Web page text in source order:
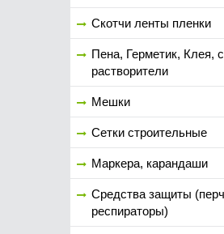
Скотчи ленты пленки
Пена, Герметик, Клея,
растворители
Мешки
Сетки строительные
Маркера, карандаши
Средства защиты
респираторы)